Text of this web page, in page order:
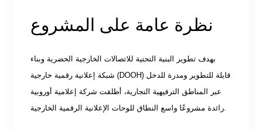
نظرة عامة على المشروع
بهدف تطوير البنية التحتية للاتصالات الخارجية الحضرية وبناء
شبكة إعلانية رقمية خارجية (DOOH) قابلة للتطوير ومدرة للدخل
عبر المناطق الترفيهية التجارية، أطلقت شركة إعلامية أوروبية